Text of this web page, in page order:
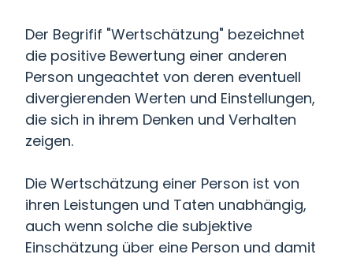
Der Begrifif "Wertschätzung" bezeichnet
die positive Bewertung einer anderen
Person ungeachtet von deren eventuell
divergierenden Werten und Einstellungen,
die sich in ihrem Denken und Verhalten
zeigen.
Die Wertschätzung einer Person ist von
ihren Leistungen und Taten unabhängig,
auch wenn solche die subjektive
Einschätzung über eine Person und damit